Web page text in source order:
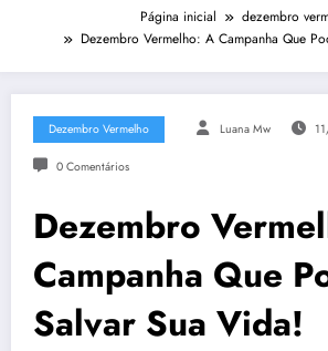
Página inicial
dezembro
Dezembro Vermelho: A Campanha Que
Dezembro Vermelho Luana Mw
0 Comentários
Dezembro
Campanha Que
Salvar Sua Vida!